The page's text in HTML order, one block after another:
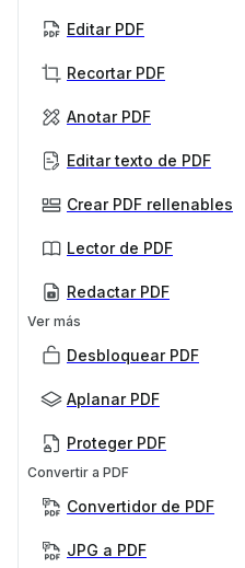
Editar PDF
Recortar PDF
Anotar PDF
Editar texto de PDF
Crear PDF rellenables
Lector de PDF
Redactar PDF
Ver más
Desbloquear PDF
Aplanar PDF
Proteger PDF
Convertir a PDF
Convertidor de PDF
JPG a PDF